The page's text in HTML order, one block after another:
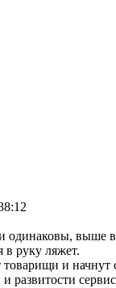
одинаковы, выше
в руку ляжет.
товарищи и
развитости